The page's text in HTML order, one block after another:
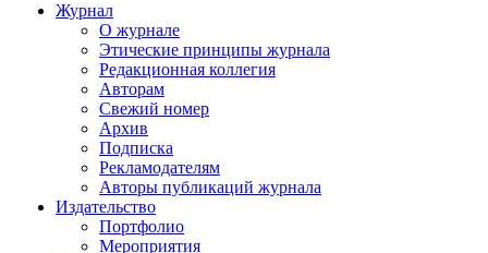
Журнал
О журнале
Этические принципы журнала
Редакционная коллегия
Авторам
Свежий номер
Архив
Подписка
Рекламодателям
Авторы публикаций журнала
Издательство
Портфолио
Мероприятия